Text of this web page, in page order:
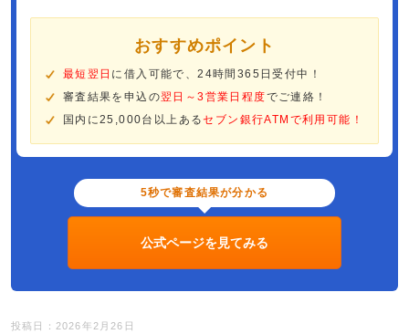
おすすめポイント
最短翌日 に借入可能で、24時間365日受付中！
審査結果を申込の翌日～3営業日程度でご連絡！
国内に25,000台以上あるセブン銀行ATMで利用可能！
5秒で審査結果が分かる
公式ページを見てみる
投稿日：2026年2月26日